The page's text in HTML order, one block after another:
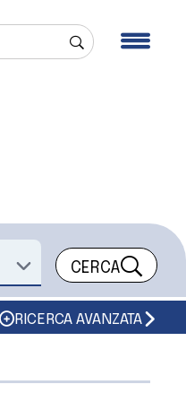
Cerca
CERCA
RICERCA AVANZATA